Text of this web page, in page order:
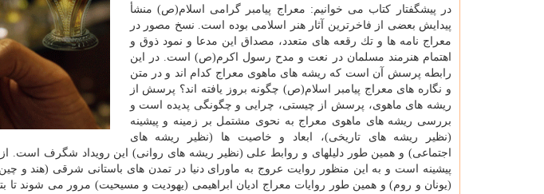
در پیشگفتار كتاب می خوانیم: معراج پیامبر گرامی اسلام(ص) منشأ
پیدایش بعضی از فاخرترین آثار هنر اسلامی بوده است. نسخ مصور در
معراج نامه ها و تك رقعه های متعدد، مصداق این مدعا و نمود ذوق و
اهتمام هنرمند مسلمان در نعت و مدح رسول اكرم(ص) است. در این
رابطه پرسش آن است كه ریشه های ماهوی معراج كدام اند و در متن
و نگاره های معراج پیامبر اسلام(ص) چگونه بروز یافته اند؟ پرسش از
ریشه های ماهوی، پرسش از چیستی، چرایی و چگونگی پدیده است و
بررسی ریشه های ماهوی معراج به نحوی مشتمل بر زمینه و پیشینه
(نظیر ریشه های تاریخی)، ابعاد و خاصیت ها (نظیر ریشه های
اجتماعی) و همین طور دلیلهای و روابط علی (نظیر ریشه های روانی) این رویداد شگرف است.
پیشینه است و به این منظور روایت عروج به ماورای دنیا در تمدن های باستانی شرقی (هند و
(یونان و روم) و همین طور روایات معراج ادیان ابراهیمی (یهودیت و مسیحیت) مرور می شوند تا